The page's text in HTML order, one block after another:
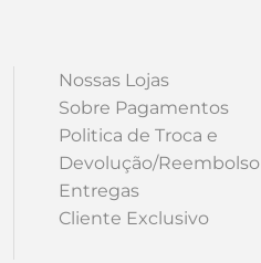
Nossas Lojas
Sobre Pagamentos
Politica de Troca e
Devolução/Reembolso
Entregas
Cliente Exclusivo